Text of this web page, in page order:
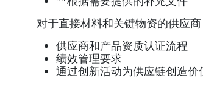
对于直接材料和关键物资的供应
供应商和产品资质认证流程
绩效管理要求
通过创新活动为供应链创造价